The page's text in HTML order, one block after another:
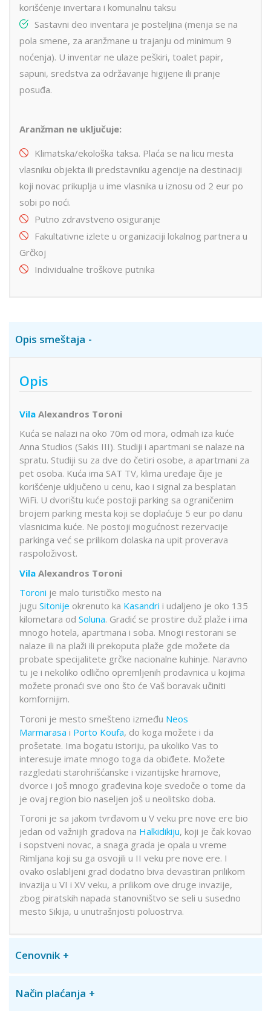
korišćenje invertara i komunalnu taksu
Sastavni deo inventara je posteljina (menja se na
pola smene, za aranžmane u trajanju od minimum 9
noćenja). U inventar ne ulaze peškiri, toalet papir,
sapuni, sredstva za održavanje higijene ili pranje
posuđa.
Aranžman ne uključuje:
Klimatska/ekološka taksa. Plaća se na licu mesta
vlasniku objekta ili predstavniku agencije na destinaciji
koji novac prikuplja u ime vlasnika u iznosu od 2 eur po
sobi po noći.
Putno zdravstveno osiguranje
Fakultativne izlete u organizaciji lokalnog partnera u
Grčkoj
Individualne troškove putnika
Opis smeštaja
Opis
Vila Alexandros Toroni
Kuća se nalazi na oko 70m od mora, odmah iza kuće
Anna Studios (Sakis III). Studiji i apartmani se nalaze na
spratu. Studiji su za dve do četiri osobe, a apartmani za
pet osoba. Kuća ima SAT TV, klima uređaje čije je
korišćenje uključeno u cenu, kao i signal za besplatan
WiFi. U dvorištu kuće postoji parking sa ograničenim
brojem parking mesta koji se doplaćuje 5 eur po danu
vlasnicima kuće. Ne postoji mogućnost rezervacije
parkinga već se prilikom dolaska na upit proverava
raspoloživost.
Vila Alexandros Toroni
Toroni je malo turističko mesto na
jugu Sitonije okrenuto ka Kasandri i udaljeno je oko 135
kilometara od Soluna. Gradić se prostire duž plaže i ima
mnogo hotela, apartmana i soba. Mnogi restorani se
nalaze ili na plaži ili prekoputa plaže gde možete da
probate specijalitete grčke nacionalne kuhinje. Naravno
tu je i nekoliko odlično opremljenih prodavnica u kojima
možete pronaći sve ono što će Vaš boravak učiniti
komfornijim.
Toroni je mesto smešteno između Neos
Marmarasa i Porto Koufa, do koga možete i da
prošetate. Ima bogatu istoriju, pa ukoliko Vas to
interesuje imate mnogo toga da obiđete. Možete
razgledati starohrišćanske i vizantijske hramove,
dvorce i još mnogo građevina koje svedoče o tome da
je ovaj region bio naseljen još u neolitsko doba.
Toroni je sa jakom tvrđavom u V veku pre nove ere bio
jedan od važnijih gradova na Halkidikiju, koji je čak kovao
i sopstveni novac, a snaga grada je opala u vreme
Rimljana koji su ga osvojili u II veku pre nove ere. I
ovako oslabljeni grad dodatno biva devastiran prilikom
invazija u VI i XV veku, a prilikom ove druge invazije,
zbog piratskih napada stanovništvo se seli u susedno
mesto Sikija, u unutrašnjosti poluostrva.
Cenovnik
Način plaćanja